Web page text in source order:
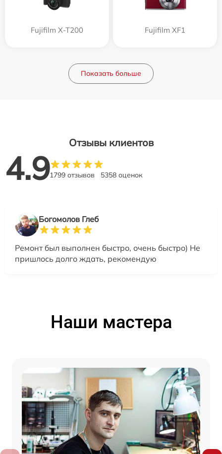
Fujifilm X-T200 Fujifilm XF1
Показать больше
Отзывы клиентов
4.91799 отзывов 5358 оценок
Богомолов Глеб
Ремонт был выполнен быстро, очень быстро) Не
пришлось долго ждать, рекомендую
Наши мастера